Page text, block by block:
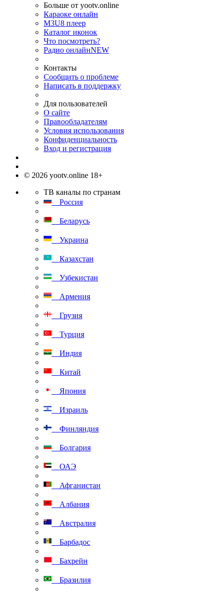
Больше от yootv.online
Караоке онлайн
M3U8 плеер
Каталог иконок
Что посмотреть?
Радио онлайнNEW
Контакты
Сообщить о проблеме
Написать в поддержку
Для пользователей
О сайте
Правообладателям
Условия использования
Конфиденциальность
Вход и регистрация
© 2026 yootv.online 18+
ТВ каналы по странам
Россия
Беларусь
Украина
Казахстан
Узбекистан
Армения
Грузия
Турция
Индия
Китай
Япония
Израиль
Финляндия
Болгария
ОАЭ
Афганистан
Албания
Австралия
Барбадос
Бахрейн
Бразилия